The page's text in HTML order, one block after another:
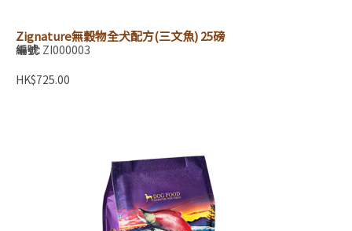
Zignature無穀物全犬配方(三文魚) 25磅
編號: ZI000003
HK$725.00